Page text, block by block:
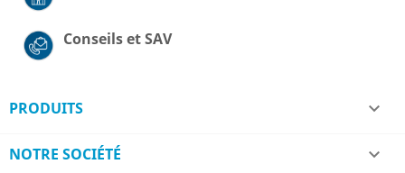
Conseils et SAV
PRODUITS 
NOTRE SOCIÉTÉ 